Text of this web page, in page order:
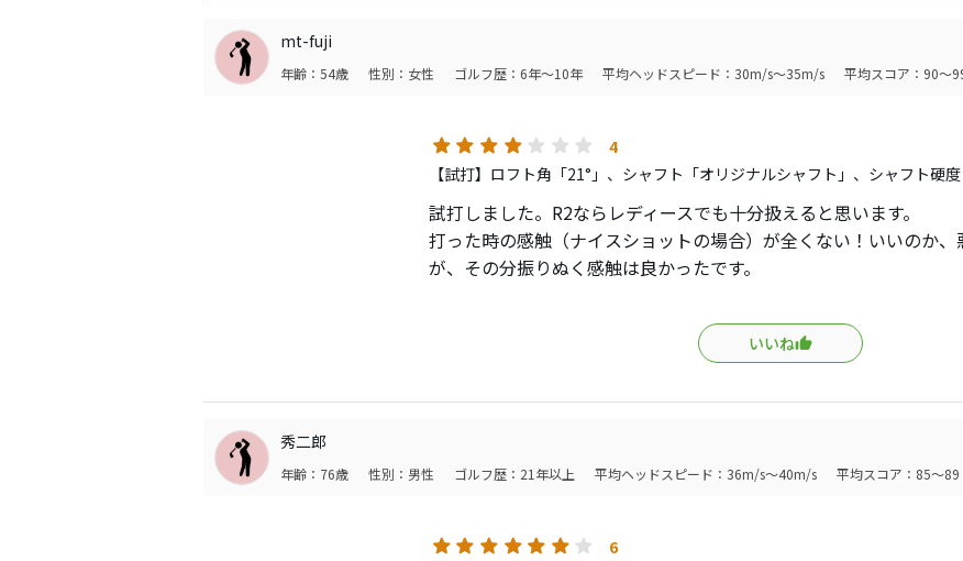
mt-fuji
年齢：54歳 性別：女性 ゴルフ歴：6年～10年 平均ヘッドスピード：30m/s～35m/s 平均スコア：90～
4
【試打】ロフト角「21°」、シャフト「オリジナルシャフト」、シャフト硬度
試打しました。R2ならレディースでも十分扱えると思います。
打った時の感触（ナイスショットの場合）が全くない！いいのか
が、その分振りぬく感触は良かったです。
スペック等分からず試打しましたが、た、た、高いんですね。
いいね
秀二郎
年齢：76歳 性別：男性 ゴルフ歴：21年以上 平均ヘッドスピード：36m/s～40m/s 平均スコア：85～89
6